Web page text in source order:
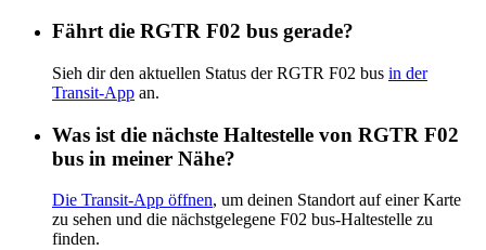
Fährt die RGTR F02 bus gerade?
Sieh dir den aktuellen Status der RGTR F02 bus in der
Transit-App an.
Was ist die nächste Haltestelle von RGTR F02
bus in meiner Nähe?
Die Transit-App öffnen, um deinen Standort auf einer Karte
zu sehen und die nächstgelegene F02 bus-Haltestelle zu
finden.